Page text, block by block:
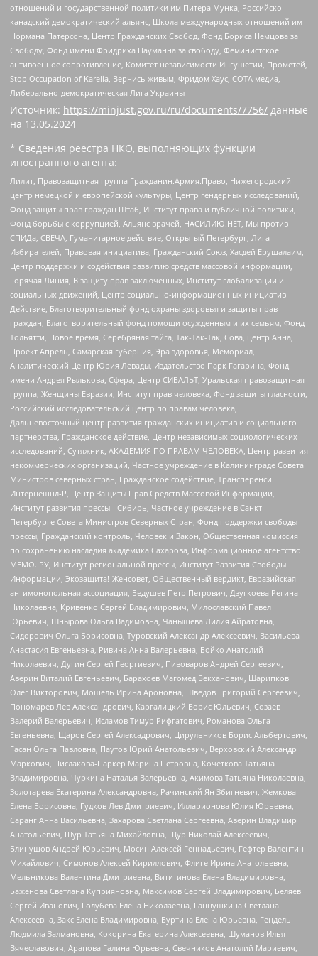
отношений и государственной политики им Питера Мунка, Российско-
канадский демократический альянс, Школа международных отношений им
Нормана Патерсона, Центр Гражданских Свобод, Фонд Бориса Немцова за
Свободу, Фонд имени Фридриха Науманна за свободу, Феминистское
антивоенное сопротивление, Комитет независимости Ингушетии, Прометей,
Stop Occupation of Karelia, Вернись живым, Фридом Хаус, СОТА медиа,
Либерально-демократическая Лига Украины
Источник: https://minjust.gov.ru/ru/documents/7756/ данные
на 13.05.2024
* Сведения реестра НКО, выполняющих функции
иностранного агента:
Лилит, Правозащитная группа Гражданин.Армия.Право, Нижегородский
центр немецкой и европейской культуры, Центр гендерных исследований,
Фонд защиты прав граждан Штаб, Институт права и публичной политики,
Фонд борьбы с коррупцией, Альянс врачей, НАСИЛИЮ.НЕТ, Мы против
СПИДа, СВЕЧА, Гуманитарное действие, Открытый Петербург, Лига
Избирателей, Правовая инициатива, Гражданский Союз, Хасдей Ерушалаим,
Центр поддержки и содействия развитию средств массовой информации,
Горячая Линия, В защиту прав заключенных, Институт глобализации и
социальных движений, Центр социально-информационных инициатив
Действие, Благотворительный фонд охраны здоровья и защиты прав
граждан, Благотворительный фонд помощи осужденным и их семьям, Фонд
Тольятти, Новое время, Серебряная тайга, Так-Так-Так, Сова, центр Анна,
Проект Апрель, Самарская губерния, Эра здоровья, Мемориал,
Аналитический Центр Юрия Левады, Издательство Парк Гагарина, Фонд
имени Андрея Рылькова, Сфера, Центр СИБАЛЬТ, Уральская правозащитная
группа, Женщины Евразии, Институт прав человека, Фонд защиты гласности,
Российский исследовательский центр по правам человека,
Дальневосточный центр развития гражданских инициатив и социального
партнерства, Гражданское действие, Центр независимых социологических
исследований, Сутяжник, АКАДЕМИЯ ПО ПРАВАМ ЧЕЛОВЕКА, Центр развития
некоммерческих организаций, Частное учреждение в Калининграде Совета
Министров северных стран, Гражданское содействие, Трансперенси
Интернешнл-Р, Центр Защиты Прав Средств Массовой Информации,
Институт развития прессы - Сибирь, Частное учреждение в Санкт-
Петербурге Совета Министров Северных Стран, Фонд поддержки свободы
прессы, Гражданский контроль, Человек и Закон, Общественная комиссия
по сохранению наследия академика Сахарова, Информационное агентство
МЕМО. РУ, Институт региональной прессы, Институт Развития Свободы
Информации, Экозащита!-Женсовет, Общественный вердикт, Евразийская
антимонопольная ассоциация, Бедушев Петр Петрович, Дзугкоева Регина
Николаевна, Кривенко Сергей Владимирович, Милославский Павел
Юрьевич, Шнырова Ольга Вадимовна, Чанышева Лилия Айратовна,
Сидорович Ольга Борисовна, Туровский Александр Алексеевич, Васильева
Анастасия Евгеньевна, Ривина Анна Валерьевна, Бойко Анатолий
Николаевич, Дугин Сергей Георгиевич, Пивоваров Андрей Сергеевич,
Аверин Виталий Евгеньевич, Барахоев Магомед Бекханович, Шарипков
Олег Викторович, Мошель Ирина Ароновна, Шведов Григорий Сергеевич,
Пономарев Лев Александрович, Каргалицкий Борис Юльевич, Созаев
Валерий Валерьевич, Исламов Тимур Рифгатович, Романова Ольга
Евгеньевна, Щаров Сергей Алексадрович, Цирульников Борис Альбертович,
Гасан Ольга Павловна, Паутов Юрий Анатольевич, Верховский Александр
Маркович, Пислакова-Паркер Марина Петровна, Кочеткова Татьяна
Владимировна, Чуркина Наталья Валерьевна, Акимова Татьяна Николаевна,
Золотарева Екатерина Александровна, Рачинский Ян Збигневич, Жемкова
Елена Борисовна, Гудков Лев Дмитриевич, Илларионова Юлия Юрьевна,
Саранг Анна Васильевна, Захарова Светлана Сергеевна, Аверин Владимир
Анатольевич, Щур Татьяна Михайловна, Щур Николай Алексеевич,
Блинушов Андрей Юрьевич, Мосин Алексей Геннадьевич, Гефтер Валентин
Михайлович, Симонов Алексей Кириллович, Флиге Ирина Анатольевна,
Мельникова Валентина Дмитриевна, Вититинова Елена Владимировна,
Баженова Светлана Куприяновна, Максимов Сергей Владимирович, Беляев
Сергей Иванович, Голубева Елена Николаевна, Ганнушкина Светлана
Алексеевна, Закс Елена Владимировна, Буртина Елена Юрьевна, Гендель
Людмила Залмановна, Кокорина Екатерина Алексеевна, Шуманов Илья
Вячеславович, Арапова Галина Юрьевна, Свечников Анатолий Мариевич,